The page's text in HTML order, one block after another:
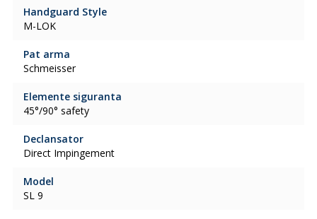
Handguard Style
M-LOK
Pat arma
Schmeisser
Elemente siguranta
45°/90° safety
Declansator
Direct Impingement
Model
SL 9